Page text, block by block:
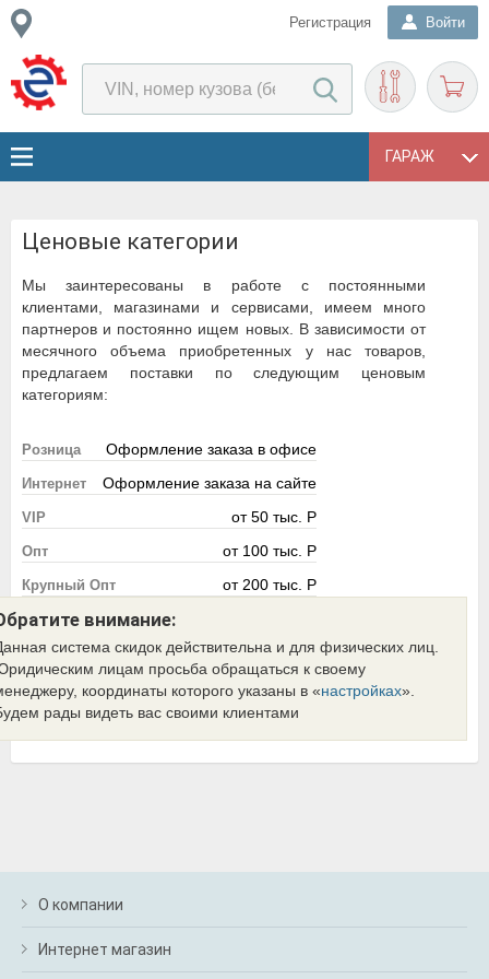
Регистрация Войти
ГАРАЖ
Ценовые категории
Мы заинтересованы в работе с постоянными
клиентами, магазинами и сервисами, имеем много
партнеров и постоянно ищем новых. В зависимости от
месячного объема приобретенных у нас товаров,
предлагаем поставки по следующим ценовым
категориям:
Розница Оформление заказа в офисе
Интернет Оформление заказа на сайте
VIP от 50 тыс. Р
Опт от 100 тыс. Р
Крупный Опт от 200 тыс. Р
внимание:
система скидок действительна и для физических лиц.
лицам просьба обращаться к своему
координаты которого указаны в «настройках».
рады видеть вас своими клиентами
О компании
Интернет магазин